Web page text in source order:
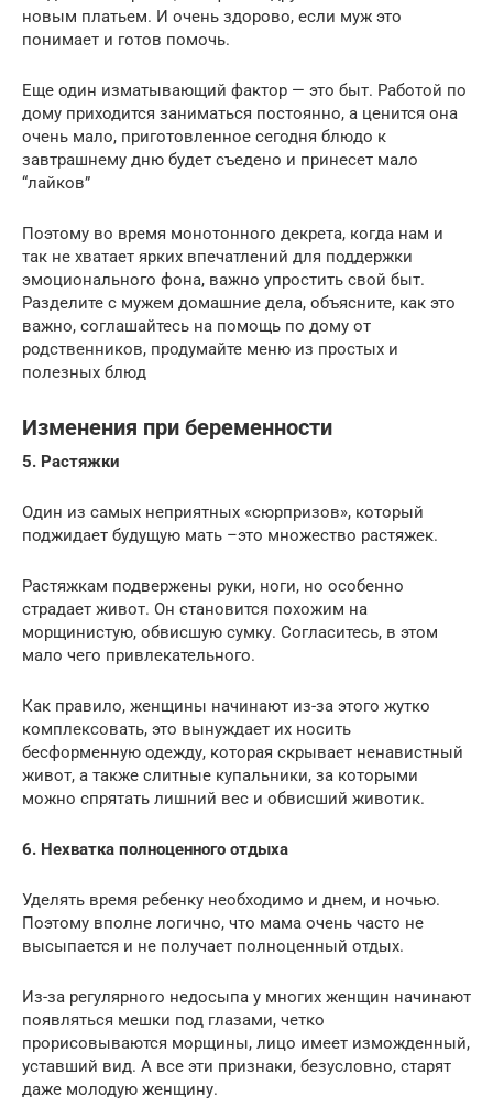
новым платьем. И очень здорово, если муж это
понимает и готов помочь.
Еще один изматывающий фактор — это быт. Работой по
дому приходится заниматься постоянно, а ценится она
очень мало, приготовленное сегодня блюдо к
завтрашнему дню будет съедено и принесет мало
“лайков”
Поэтому во время монотонного декрета, когда нам и
так не хватает ярких впечатлений для поддержки
эмоционального фона, важно упростить свой быт.
Разделите с мужем домашние дела, объясните, как это
важно, соглашайтесь на помощь по дому от
родственников, продумайте меню из простых и
полезных блюд
Изменения при беременности
5. Растяжки
Один из самых неприятных «сюрпризов», который
поджидает будущую мать –это множество растяжек.
Растяжкам подвержены руки, ноги, но особенно
страдает живот. Он становится похожим на
морщинистую, обвисшую сумку. Согласитесь, в этом
мало чего привлекательного.
Как правило, женщины начинают из-за этого жутко
комплексовать, это вынуждает их носить
бесформенную одежду, которая скрывает ненавистный
живот, а также слитные купальники, за которыми
можно спрятать лишний вес и обвисший животик.
6. Нехватка полноценного отдыха
Уделять время ребенку необходимо и днем, и ночью.
Поэтому вполне логично, что мама очень часто не
высыпается и не получает полноценный отдых.
Из-за регулярного недосыпа у многих женщин начинают
появляться мешки под глазами, четко
прорисовываются морщины, лицо имеет изможденный,
уставший вид. А все эти признаки, безусловно, старят
даже молодую женщину.